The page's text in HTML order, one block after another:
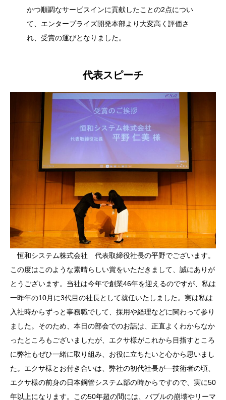
かつ順調なサービスインに貢献したことの2点につい
て、エンタープライズ開発本部より大変高く評価さ
れ、受賞の運びとなりました。
代表スピーチ
恒和システム株式会社 代表取締役社長の平野でございます。
この度はこのような素晴らしい賞をいただきまして、誠にありが
とうございます。当社は今年で創業46年を迎えるのですが、私は
一昨年の10月に3代目の社長として就任いたしました。実は私は
入社時からずっと事務職でして、採用や経理などに関わって参り
ました。そのため、本日の部会でのお話は、正直よくわからなか
ったところもございましたが、エクサ様がこれから目指すところ
に弊社もぜひ一緒に取り組み、お役に立ちたいと心から思いまし
た。エクサ様とお付き合いは、弊社の初代社長が一技術者の頃、
エクサ様の前身の日本鋼管システム部の時からですので、実に50
年以上になります。この50年超の間には、バブルの崩壊やリーマ